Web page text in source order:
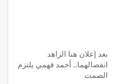
بعد إعلان هنا الزاهد
انفصالهما.. أحمد فهمي يلتزم
الصمت